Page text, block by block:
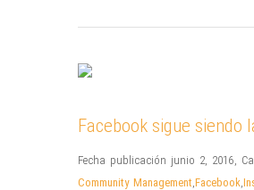
Facebook sigue siendo
Fecha publicación junio 2, 2016,
Community Management,Facebook,